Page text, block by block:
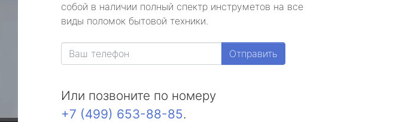
собой в наличии полный спектр инструметов на все
виды поломок бытовой техники.
Отправить
Или позвоните по номеру
+7 (499) 653-88-85.